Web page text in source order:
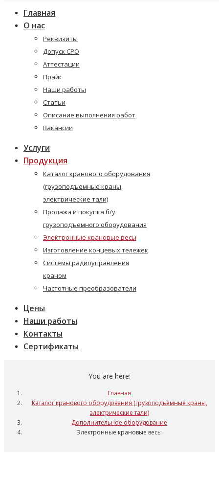
Главная
О нас
Реквизиты
Допуск СРО
Аттестации
Прайс
Наши работы
Статьи
Описание выполнения работ
Вакансии
Услуги
Продукция
Каталог кранового оборудования
(грузоподъемные краны,
электрические тали)
Продажа и покупка б/у
грузоподъемного оборудования
Электронные крановые весы
Изготовление концевых тележек
Системы радиоуправления
краном
Частотные преобразователи
Цены
Наши работы
Контакты
Сертификаты
You are here:
Главная
Каталог кранового оборудования (грузоподъемные краны,
электрические тали)
Дополнительное оборудование
Электронные крановые весы